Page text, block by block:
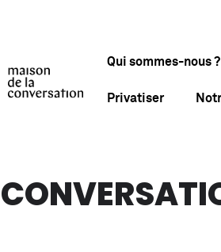
Qui sommes-nous ?
Privatiser